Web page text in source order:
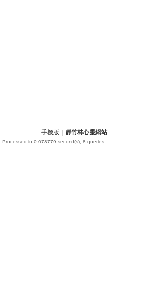
手機版 靜竹林心靈網站
, Processed in 0.073779 second(s), 8 queries .